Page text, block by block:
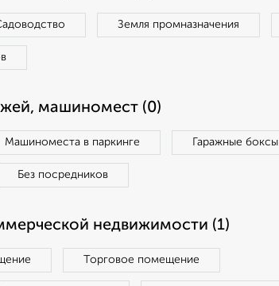
Земля промназначения
машиномест (0)
Машиноместа в паркинге Гаражные боксы
Без посредников
недвижимости (1)
Торговое помещение